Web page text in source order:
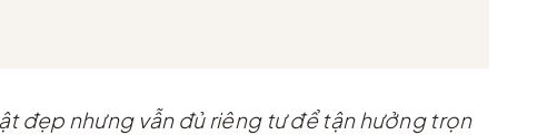
đẹp nhưng vẫn đủ riêng tư để tận hưởng trọn